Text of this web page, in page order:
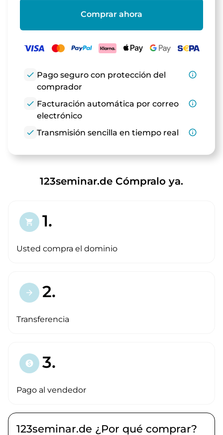
Comprar ahora
check Pago seguro con protección del
comprador
info_outline
check Facturación automática por correo
electrónico
info_outline
check Transmisión sencilla en tiempo real info_outline
123seminar.de Cómpralo ya.
shopping_cart 1.
Usted compra el dominio
arrow_forward 2.
Transferencia
paid 3.
Pago al vendedor
123seminar.de ¿Por qué comprar?